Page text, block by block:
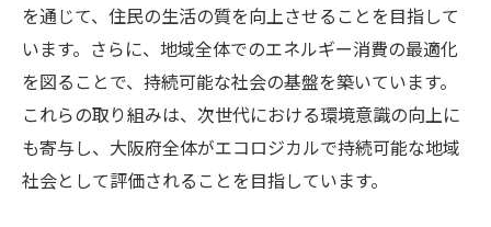
を通じて、住民の生活の質を向上させることを目指して
います。さらに、地域全体でのエネルギー消費の最適化
を図ることで、持続可能な社会の基盤を築いています。
これらの取り組みは、次世代における環境意識の向上に
も寄与し、大阪府全体がエコロジカルで持続可能な地域
社会として評価されることを目指しています。